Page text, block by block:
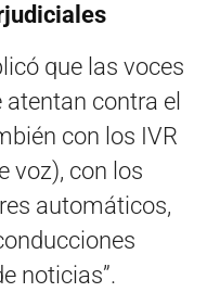
que las voces
contra el
con los IVR
voz), con los
automáticos,
noticias”.